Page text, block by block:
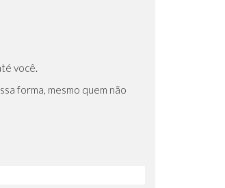
você.
forma, mesmo quem não